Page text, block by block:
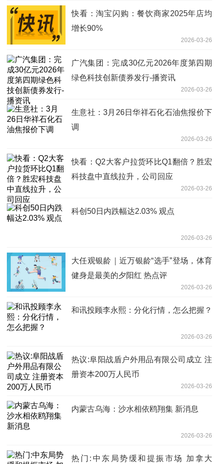
快看：淘宝闪购：餐饮商家2025年店均
增长90%
2026-03-26
广汽集团：完成30亿元2026年度第四期
绿色科技创新债券发行-播资讯
2026-03-26
生意社：3月26日华祥石化石油焦报价下
调
2026-03-26
快看：Q2大客户拉货环比Q1翻倍？胜宏
科技盘中直线拉升，公司回应
2026-03-26
科创50日内跌幅达2.03% 观点
2026-03-26
大任观银龄｜近万银龄“选手”登场，体育
健身是最美的夕阳红 热点评
2026-03-26
和讯投顾李永熙：分化行情，怎么把握？
2026-03-26
热议:阜阳战盾户外用品有限公司成立 注
册资本200万人民币
2026-03-26
内蒙古乌海：沙水相依鸥翔集 新消息
2026-03-26
热门:中东局势缓和提振市场 加拿大